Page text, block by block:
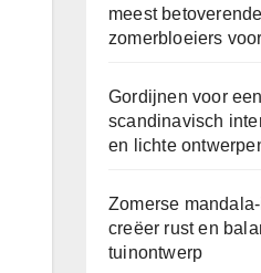
meest betoverende
zomerbloeiers
Gordijnen voor een
scandinavisch
en lichte
Zomerse
creëer rust en
tuinontwerp